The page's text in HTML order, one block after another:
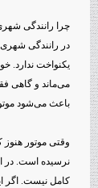
چرا رانندگی
در رانندگی
یکنواخت ندارد.
می‌ماند و گاهی
باعث می‌شود
وقتی موتور هنوز
نرسیده است. در
کامل نیست. اگر